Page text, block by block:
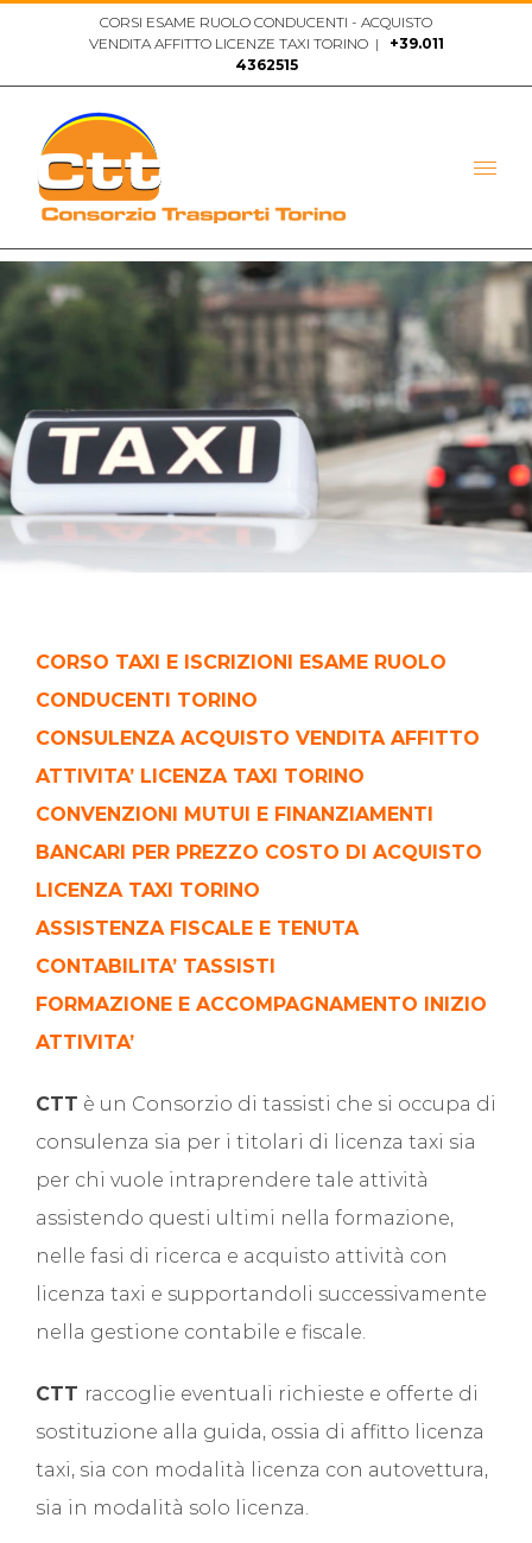
contenuto
CORSI ESAME RUOLO CONDUCENTI - ACQUISTO
VENDITA AFFITTO LICENZE TAXI TORINO |
+39.011
4362515
CORSO TAXI E ISCRIZIONI ESAME RUOLO
CONDUCENTI TORINO
CONSULENZA ACQUISTO VENDITA AFFITTO
ATTIVITA’ LICENZA TAXI TORINO
CONVENZIONI MUTUI E FINANZIAMENTI
BANCARI PER PREZZO COSTO DI ACQUISTO
LICENZA TAXI TORINO
ASSISTENZA FISCALE E TENUTA
CONTABILITA’ TASSISTI
FORMAZIONE E ACCOMPAGNAMENTO INIZIO
ATTIVITA’
CTT è un Consorzio di tassisti che si occupa di
consulenza sia per i titolari di licenza taxi sia
per chi vuole intraprendere tale attività
assistendo questi ultimi nella formazione,
nelle fasi di ricerca e acquisto attività con
licenza taxi e supportandoli successivamente
nella gestione contabile e fiscale.
CTT raccoglie eventuali richieste e offerte di
sostituzione alla guida, ossia di affitto licenza
taxi, sia con modalità licenza con autovettura,
sia in modalità solo licenza.